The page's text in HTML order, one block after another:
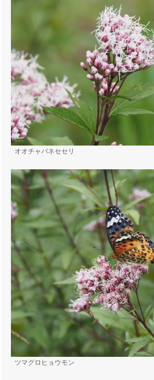
オオチャバネセセリ
ツマグロヒョウモン